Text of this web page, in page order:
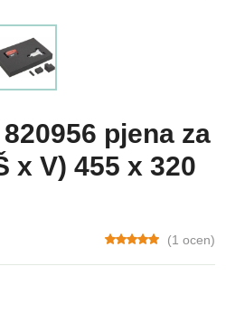
pjena za
x V) 455 x 320
(1 ocen)